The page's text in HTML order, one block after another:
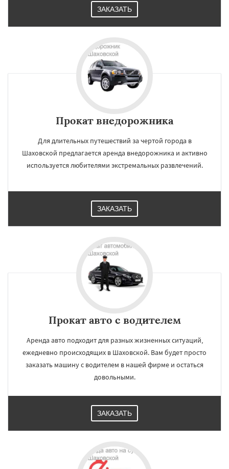
ЗАКАЗАТЬ
Прокат внедорожника
Для длительных путешествий за чертой города в
Шаховской предлагается аренда внедорожника и активно
используется любителями экстремальных развлечений.
ЗАКАЗАТЬ
Прокат авто с водителем
Аренда авто подходит для разных жизненных ситуаций,
ежедневно происходящих в Шаховской. Вам будет просто
заказать машину с водителем в нашей фирме и остаться
довольными.
ЗАКАЗАТЬ